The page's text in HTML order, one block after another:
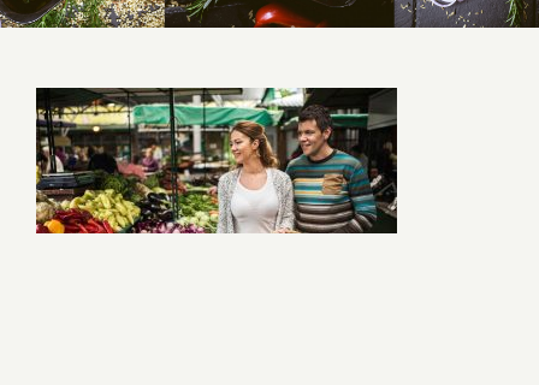
Savaitės meniu
Skaičiuoklė
Naujienos
D.U.K